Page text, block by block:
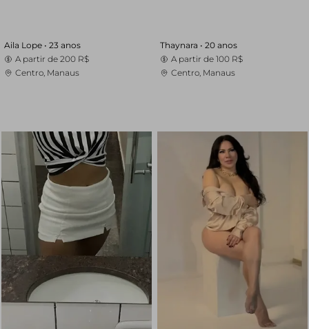
Aila Lope • 23 anos
A partir de 200 R$
Centro, Manaus
Thaynara • 20 anos
A partir de 100 R$
Centro, Manaus